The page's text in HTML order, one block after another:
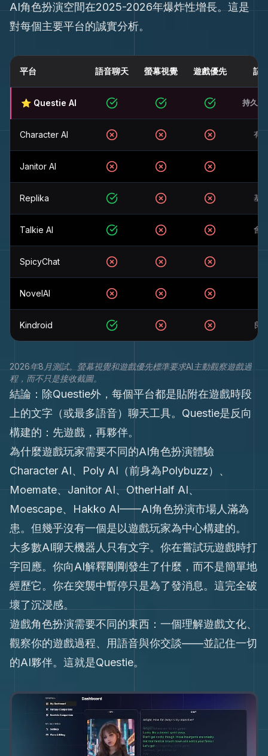
AI角色扮演空間在2025-2026年爆炸性增長。這是
對每個主要平台的誠實分析。
平台 語音聊天 螢幕視覺 遊戲優先 記
⭐ Questie AI
持久
Character AI
有
Janitor AI
Replika
基
Talkie AI
會
SpicyChat
NovelAI
Kindroid
良
2026年8月測試。螢幕視覺和遊戲優先標準要求AI主動觀察遊戲過
程，而不只是接收截圖。
結論：除Questie外，每個平台都是貼附在遊戲時段
上的文字（或最多語音）聊天工具。Questie是反向
構建的：先遊戲，再夥伴。
為什麼遊戲玩家需要不同的AI角色扮演體驗
Character AI、Poly AI（前身為Polybuzz）、
Moemate、Janitor AI、OtherHalf AI、
Moescape、Hakko AI——AI角色扮演市場人滿為
患。但幾乎沒有一個是以遊戲玩家為中心構建的。
大多數AI聊天機器人只有文字。你在嘗試玩遊戲時打
字回應。你向AI解釋剛剛發生了什麼，而不是簡單地
經歷它。你在突襲中暫停只是為了發消息。這完全破
壞了沉浸感。
遊戲角色扮演需要不同的東西：一個理解遊戲文化、
觀察你的遊戲過程、用語音與你交談——並記住一切
的AI夥伴。這就是Questie。